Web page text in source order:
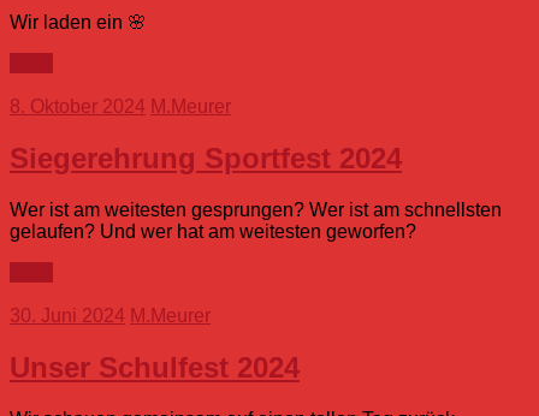
Wir laden ein 🌸
8. Oktober 2024 M.Meurer
Siegerehrung Sportfest 2024
Wer ist am weitesten gesprungen? Wer ist am schnellsten
gelaufen? Und wer hat am weitesten geworfen?
30. Juni 2024 M.Meurer
Unser Schulfest 2024